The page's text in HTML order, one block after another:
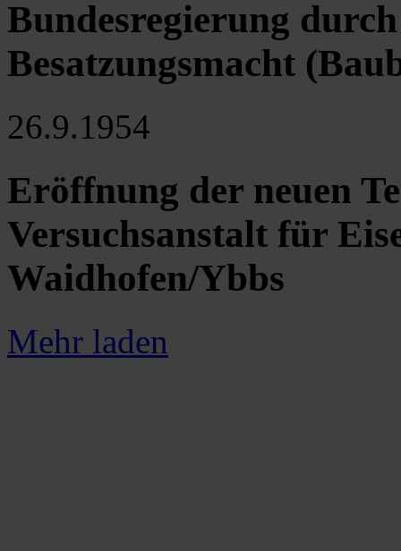
Bundesregierung
Besatzungsmacht
26.9.1954
Eröffnung der neuen
Versuchsanstalt für
Waidhofen/Ybbs
Mehr laden